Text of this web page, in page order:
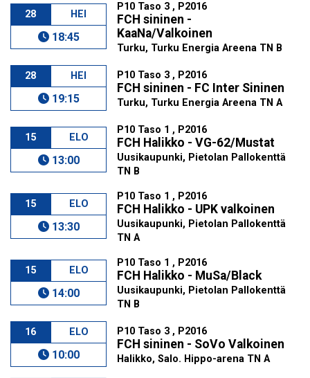
28 HEI
18:45
P10 Taso 3 , P2016
FCH sininen -
KaaNa/Valkoinen
Turku, Turku Energia Areena TN B
28 HEI
19:15
P10 Taso 3 , P2016
FCH sininen - FC Inter Sininen
Turku, Turku Energia Areena TN A
15 ELO
13:00
P10 Taso 1 , P2016
FCH Halikko - VG-62/Mustat
Uusikaupunki, Pietolan Pallokenttä
TN B
15 ELO
13:30
P10 Taso 1 , P2016
FCH Halikko - UPK valkoinen
Uusikaupunki, Pietolan Pallokenttä
TN A
15 ELO
14:00
P10 Taso 1 , P2016
FCH Halikko - MuSa/Black
Uusikaupunki, Pietolan Pallokenttä
TN B
16 ELO
10:00
P10 Taso 3 , P2016
FCH sininen - SoVo Valkoinen
Halikko, Salo. Hippo-arena TN A